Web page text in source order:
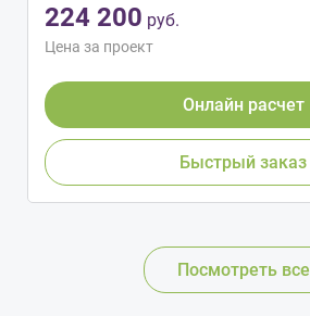
224 200 руб.
Цена за проект
Онлайн расчет
Быстрый заказ
Посмотреть все